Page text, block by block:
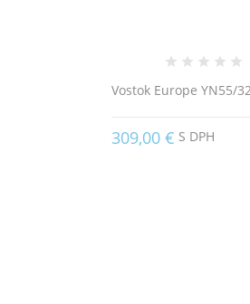
Vostok Europe YN55/
309,00 € S DPH